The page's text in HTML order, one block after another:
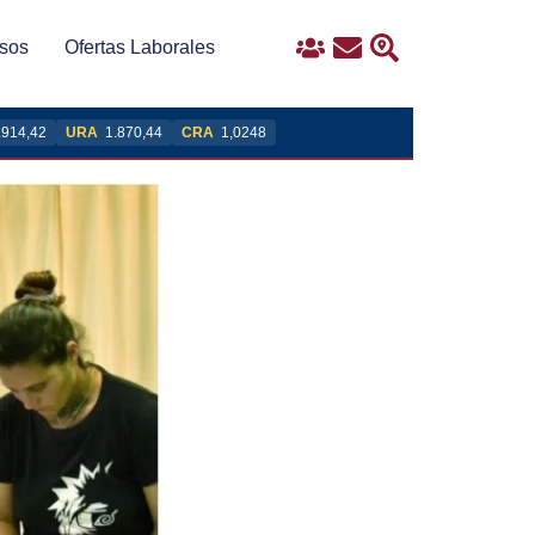
Ofertas Laborales IngresoContacto
Buscar
URA 1.870,44 CRA 1,0248